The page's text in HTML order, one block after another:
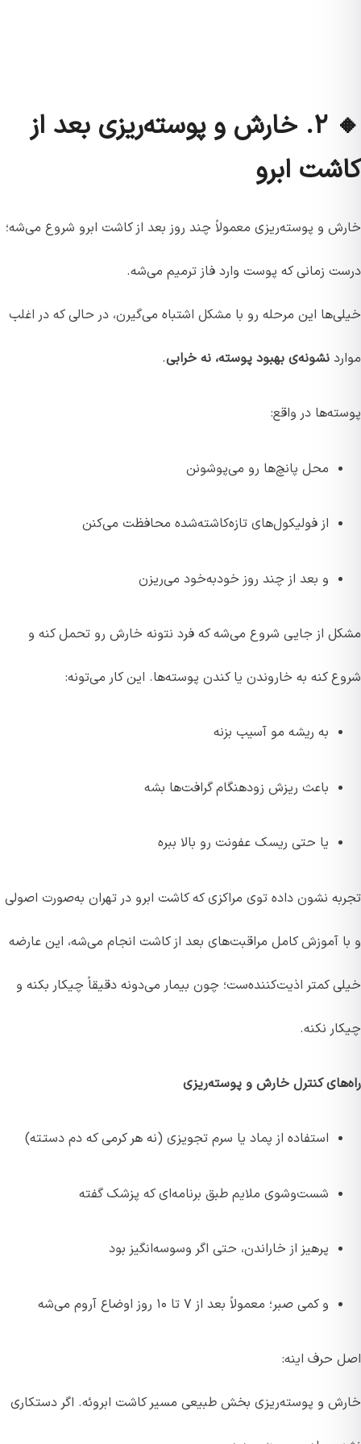
🔸 ۲. خارش و پوسته‌ریزی بعد از
کاشت ابرو
خارش و پوسته‌ریزی معمولاً چند روز بعد از کاشت ابرو شروع می‌شه؛
درست زمانی که پوست وارد فاز ترمیم می‌شه.
خیلی‌ها این مرحله رو با مشکل اشتباه می‌گیرن، در حالی که در اغلب
موارد نشونه‌ی بهبود پوسته، نه خرابی.
پوسته‌ها در واقع:
محل پانچ‌ها رو می‌پوشونن
از فولیکول‌های تازه‌کاشته‌شده محافظت می‌کنن
و بعد از چند روز خودبه‌خود می‌ریزن
مشکل از جایی شروع می‌شه که فرد نتونه خارش رو تحمل کنه و
شروع کنه به خاروندن یا کندن پوسته‌ها. این کار می‌تونه:
به ریشه مو آسیب بزنه
باعث ریزش زودهنگام گرافت‌ها بشه
یا حتی ریسک عفونت رو بالا ببره
تجربه نشون داده توی مراکزی که کاشت ابرو در تهران به‌صورت اصولی
و با آموزش کامل مراقبت‌های بعد از کاشت انجام می‌شه، این عارضه
خیلی کمتر اذیت‌کننده‌ست؛ چون بیمار می‌دونه دقیقاً چیکار بکنه و
چیکار نکنه.
راه‌های کنترل خارش و پوسته‌ریزی
استفاده از پماد یا سرم تجویزی (نه هر کرمی که دم دستته)
شست‌وشوی ملایم طبق برنامه‌ای که پزشک گفته
پرهیز از خاراندن، حتی اگر وسوسه‌انگیز بود
و کمی صبر؛ معمولاً بعد از ۷ تا ۱۰ روز اوضاع آروم می‌شه
اصل حرف اینه:
خارش و پوسته‌ریزی بخش طبیعی مسیر کاشت ابروئه. اگر دستکاری